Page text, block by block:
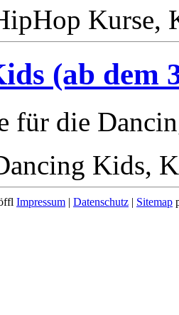
Kurse,
(ab dem
für die
Kids,
Impressum | Datenschutz | Sitemap